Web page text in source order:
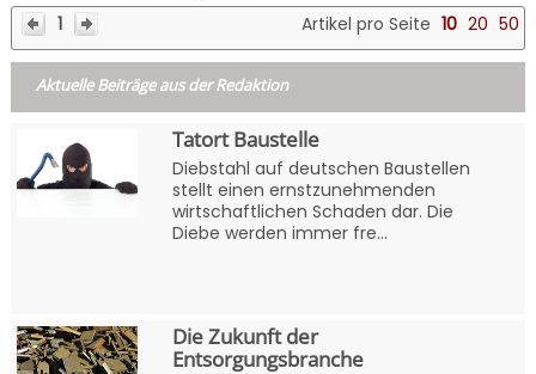
1
Artikel pro Seite 10 20 50
Aktuelle Beiträge aus der Redaktion
Tatort Baustelle
Diebstahl auf deutschen Baustellen
stellt einen ernstzunehmenden
wirtschaftlichen Schaden dar. Die
Diebe werden immer fre...
Die Zukunft der
Entsorgungsbranche